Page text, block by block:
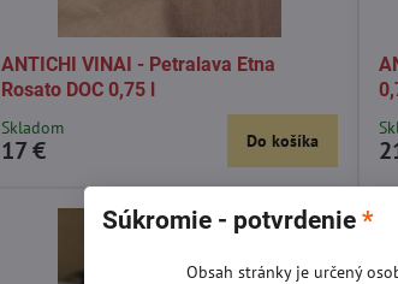
ANTICHI VINAI - Petralava Etna
Rosato DOC 0,75 l
Skladom
17 € Do košíka
Súkromie - potvrdenie *
Obsah stránky je určený